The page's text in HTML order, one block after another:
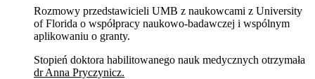
Rozmowy przedstawicieli UMB z naukowcami z University
of Florida o współpracy naukowo-badawczej i wspólnym
aplikowaniu o granty.
Stopień doktora habilitowanego nauk medycznych otrzymała
dr Anna Pryczynicz.